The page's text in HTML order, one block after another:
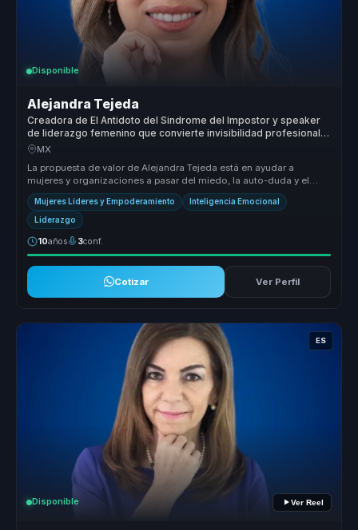
Disponible
Alejandra Tejeda
Creadora de El Antidoto del Sindrome del Impostor y speaker
de liderazgo femenino que convierte invisibilidad profesional
en autoridad para mujeres lideres.
MX
La propuesta de valor de Alejandra Tejeda está en ayudar a
mujeres y organizaciones a pasar del miedo, la auto-duda y el
auto sabotaje a ...
Mujeres Líderes y Empoderamiento Inteligencia Emocional
Liderazgo
10años 3conf.
Cotizar Ver Perfil
ES
Disponible Ver Reel